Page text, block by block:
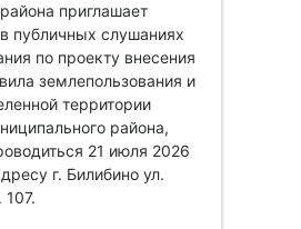
приглашает
публичных слушаниях
по проекту внесения
землепользования и
территории
района,
21 июля 2026
г. Билибино ул.
107.